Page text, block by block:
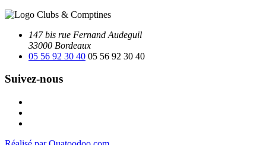
147 bis rue Fernand Audeguil
33000 Bordeaux
05 56 92 30 40 05 56 92 30 40
Suivez-nous